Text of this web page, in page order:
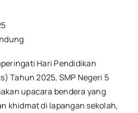
Hari Pendidikan
Tahun 2025, SMP Negeri 5
upacara bendera yang
khidmat di lapangan sekolah,